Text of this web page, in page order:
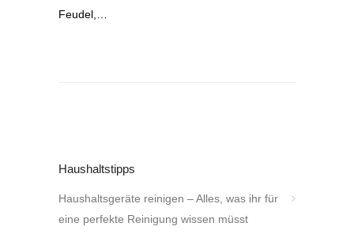
Feudel,…
Haushaltstipps
Haushaltsgeräte reinigen – Alles, was ihr für
eine perfekte Reinigung wissen müsst